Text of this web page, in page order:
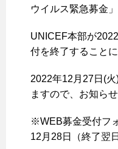
ウイルス緊急募金
UNICEF本部が
付を終了することに
2022年12月27日(
ますので、お知ら
※WEB募金受付フ
12月28日（終了翌